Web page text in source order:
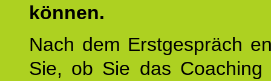
können.
Nach dem Erstgespräch
Sie, ob Sie das Coaching